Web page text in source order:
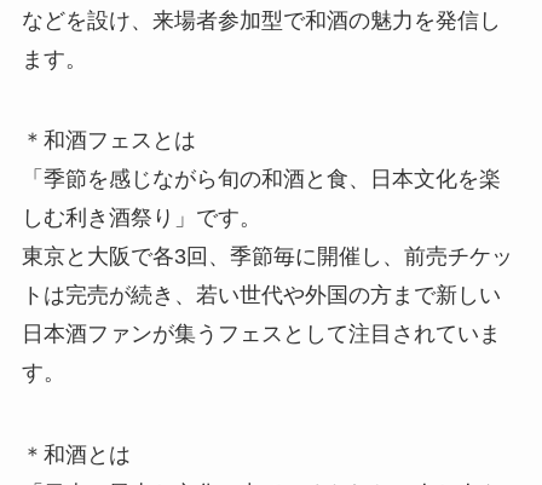
などを設け、来場者参加型で和酒の魅力を発信し
ます。
＊和酒フェスとは
「季節を感じながら旬の和酒と食、日本文化を楽
しむ利き酒祭り」です。
東京と大阪で各3回、季節毎に開催し、前売チケッ
トは完売が続き、若い世代や外国の方まで新しい
日本酒ファンが集うフェスとして注目されていま
す。
＊和酒とは